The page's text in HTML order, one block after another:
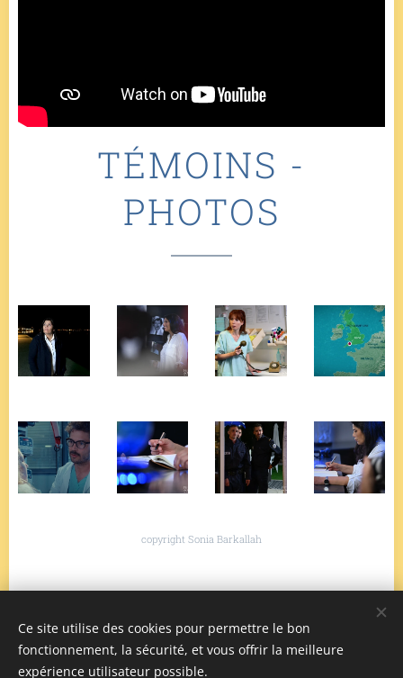
TÉMOINS -
PHOTOS
copyright Sonia Barkallah
Ce site utilise des cookies pour permettre le bon
fonctionnement, la sécurité, et vous offrir la meilleure
expérience utilisateur possible.